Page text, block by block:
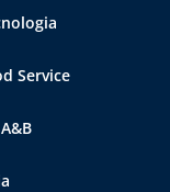
Service